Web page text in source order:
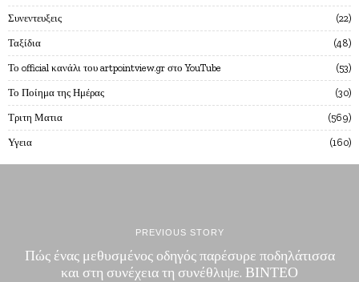
Συνεντευξεις 22
Ταξίδια 48
Το official κανάλι του artpointview.gr στο YouTube 53
Το Ποίημα της Ημέρας 30
Τριτη Ματια 569
Υγεια 160
PREVIOUS STORY
Πώς ένας μεθυσμένος οδηγός παρέσυρε ποδηλάτισσα
και στη συνέχεια τη συνέθλιψε. ΒΙΝΤΕΟ